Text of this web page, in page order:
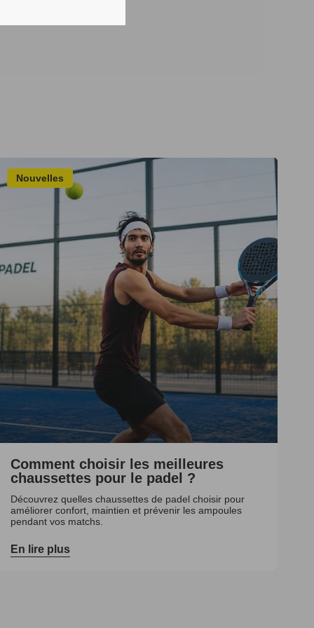
Nouvelles
Comment choisir les meilleures
chaussettes pour le padel ?
Découvrez quelles chaussettes de padel choisir pour
améliorer confort, maintien et prévenir les ampoules
pendant vos matchs.
En lire plus